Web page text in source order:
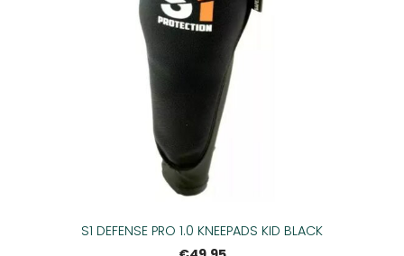
S1 DEFENSE PRO 1.0 KNEEPADS KID BLACK